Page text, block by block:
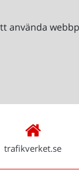
använda
trafikverket.se